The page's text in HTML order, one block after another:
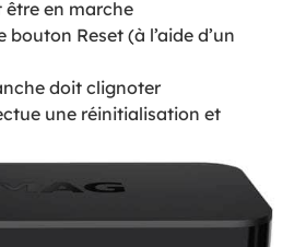
être en marche
bouton Reset (à l’aide d’un
doit clignoter
une réinitialisation et